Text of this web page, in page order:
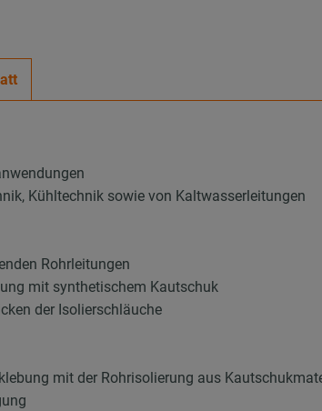
Kühltechnik sowie von Kaltwasserleitungen
Rohrleitungen
mit synthetischem Kautschuk
der Isolierschläuche
mit der Rohrisolierung aus